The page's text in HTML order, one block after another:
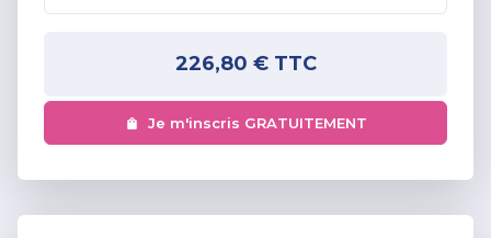
226,80 €TTC
Je m'inscris GRATUITEMENT